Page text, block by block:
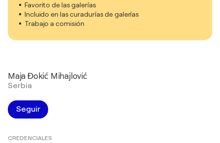
Favorito de las galerías
Incluido en las curadurías de galerías
Trabajo a comisión
Maja Đokić Mihajlović
Serbia
Seguir
CREDENCIALES